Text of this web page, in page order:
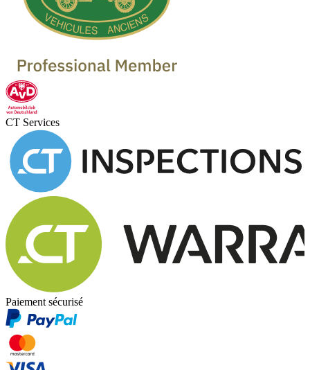
CT Services
Paiement sécurisé